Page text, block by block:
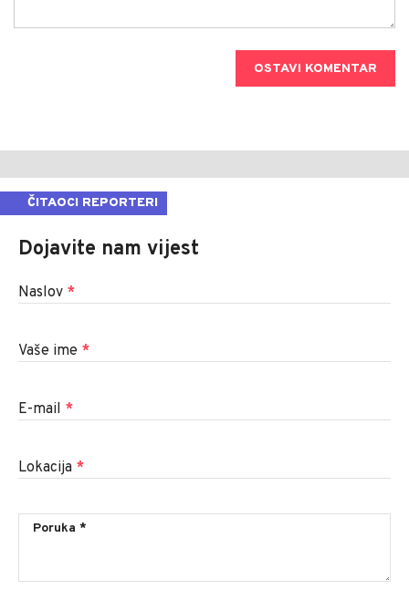
OSTAVI KOMENTAR
ČITAOCI REPORTERI
Dojavite nam vijest
Naslov *
Vaše ime *
E-mail *
Lokacija *